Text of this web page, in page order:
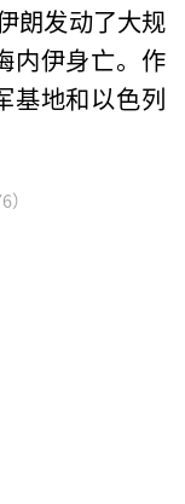
朗发动了大规
内伊身亡。作
基地和以色列